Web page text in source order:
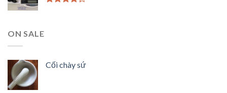
ON SALE
Cối chày sứ